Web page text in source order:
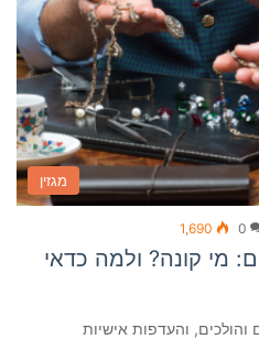
מגזין
0
1,690
מי קונה? ולמה כדאי
והולכים, והעדפות אישיות